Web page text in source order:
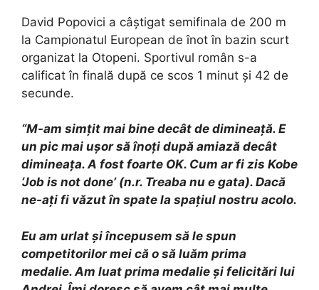
David Popovici a câștigat semifinala de 200 m
la Campionatul European de înot în bazin scurt
organizat la Otopeni. Sportivul român s-a
calificat în finală după ce scos 1 minut și 42 de
secunde.
“M-am simțit mai bine decât de dimineață. E
un pic mai ușor să înoți după amiază decât
dimineața. A fost foarte OK. Cum ar fi zis Kobe
‘Job is not done’ (n.r. Treaba nu e gata). Dacă
ne-ați fi văzut în spate la spațiul nostru acolo.
Eu am urlat și începusem să le spun
competitorilor mei că o să luăm prima
medalie. Am luat prima medalie și felicitări lui